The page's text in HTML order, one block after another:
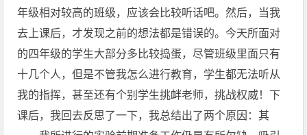
年级相对较高的班级，应该会比较听话吧。然后，当我
去上课后，才发现之前的想法都是错误的。今天所面对
的四年级的学生大部分多比较捣蛋，尽管班级里面只有
十几个人，但是不管我怎么进行教育，学生都无法听从
我的指挥，甚至还有个别学生挑衅老师，挑战权威！下
课后，我回去反思了一下，我总结出了两个原因：其